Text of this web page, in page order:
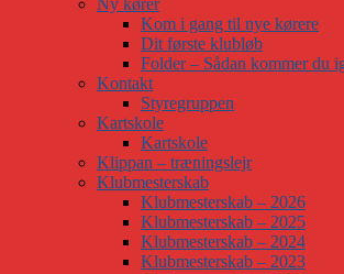
Kom i gang til nye kørere
Dit første klubløb
Folder – Sådan kommer du
Kontakt
Styregruppen
Kartskole
Kartskole
Klippan – træningslejr
Klubmesterskab
Klubmesterskab – 2026
Klubmesterskab – 2025
Klubmesterskab – 2024
Klubmesterskab – 2023